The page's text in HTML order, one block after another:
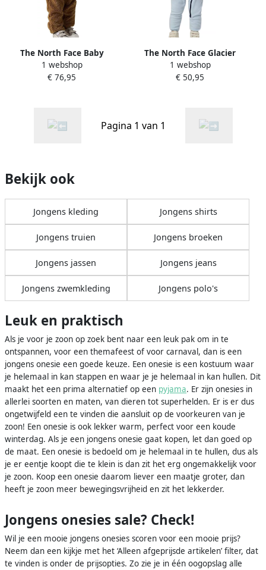
The North Face Baby
Campshire Onesie Junior
1 webshop
€ 76,95
The North Face Glacier
Onesie Baby
1 webshop
€ 50,95
Pagina 1 van 1
Bekijk ook
Jongens kleding Jongens shirts
Jongens truien Jongens broeken
Jongens jassen Jongens jeans
Jongens zwemkleding Jongens polo's
Leuk en praktisch
Als je voor je zoon op zoek bent naar een leuk pak om in te
ontspannen, voor een themafeest of voor carnaval, dan is een
jongens onesie een goede keuze. Een onesie is een kostuum waar
je helemaal in kan stappen en waar je je helemaal in kan hullen. Dit
maakt het een prima alternatief op een pyjama. Er zijn onesies in
allerlei soorten en maten, van dieren tot superhelden. Er is er dus
ongetwijfeld een te vinden die aansluit op de voorkeuren van je
zoon! Een onesie is ook lekker warm, perfect voor een koude
winterdag. Als je een jongens onesie gaat kopen, let dan goed op
de maat. Een onesie is bedoeld om je helemaal in te hullen, dus als
je er eentje koopt die te klein is dan zit het erg ongemakkelijk voor
je zoon. Koop een onesie daarom liever een maatje groter, dan
heeft je zoon meer bewegingsvrijheid en zit het lekkerder.
Jongens onesies sale? Check!
Wil je een mooie jongens onesies scoren voor een mooie prijs?
Neem dan een kijkje met het ‘Alleen afgeprijsde artikelen’ filter, dat
te vinden is onder de prijsopties. Zo zie je in één oogopslag alle